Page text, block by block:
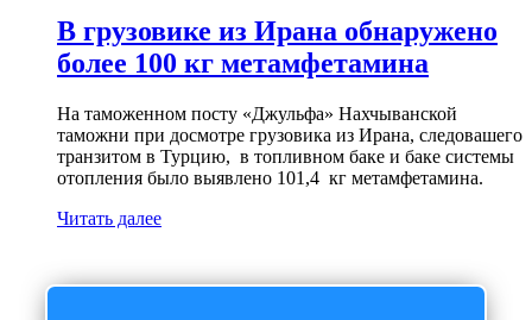
В грузовике из Ирана обнаружено
более 100 кг метамфетамина
На таможенном посту «Джульфа» Нахчыванской
таможни при досмотре грузовика из Ирана, следовашего
транзитом в Турцию, в топливном баке и баке системы
отопления было выявлено 101,4 кг метамфетамина.
Читать далее